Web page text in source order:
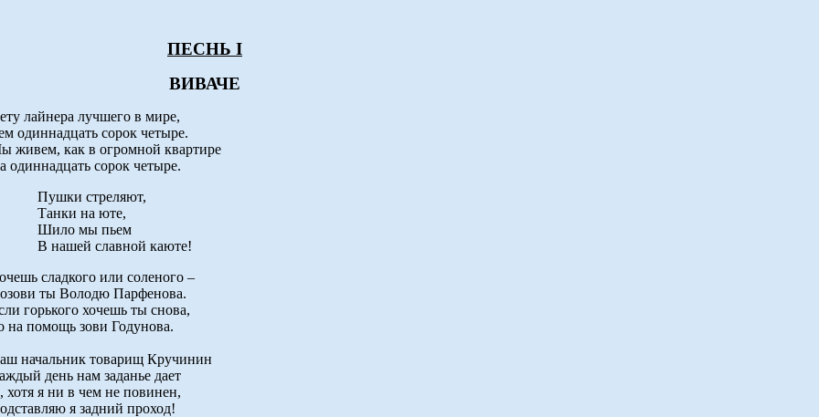
ПЕСНЬ I
ВИВАЧЕ
лайнера лучшего в мире,
одиннадцать сорок четыре.
живем, как в огромной квартире
одиннадцать сорок четыре.
Пушки стреляют,
Танки на юте,
Шило мы пьем
В нашей славной каюте!
сладкого или соленого –
ты Володю Парфенова.
горького хочешь ты снова,
на помощь зови Годунова.
начальник товарищ Кручинин
день нам заданье дает
хотя я ни в чем не повинен,
я задний проход!